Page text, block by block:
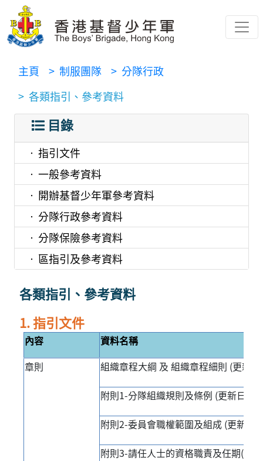
主頁 > 制服團隊 > 分隊行政
> 各類指引、參考資料
目錄
指引文件
一般參考資料
開辦基督少年軍參考資料
分隊行政參考資料
分隊保險參考資料
區指引及參考資料
各類指引、參考資料
1. 指引文件
內容
資料名稱
章則
組織章程大綱 及 組織章程細則 (更新
附則1-分隊組織規則及條例 (更新日期:
附則2-委員會職權範圍及組成 (更新日
附則3-請任人士的資格職責及任期(更